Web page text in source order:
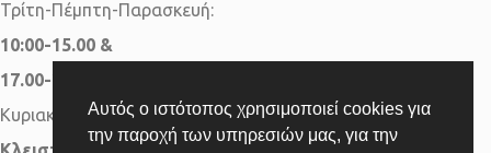
Αυτός ο ιστότοπος χρησιμοποιεί cookies για
την παροχή των υπηρεσιών μας, για την
Τρίτη-Πέμπτη-Παρασκευή:
10:00-15.00 &
17.00-20.00
Κυριακή: